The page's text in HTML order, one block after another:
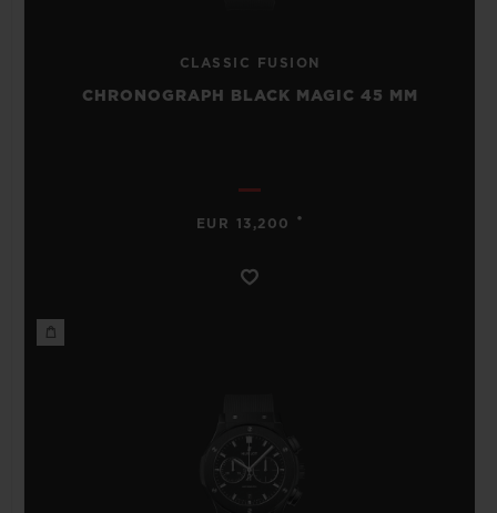
CLASSIC FUSION
CHRONOGRAPH BLACK MAGIC 45 MM
EUR 13,200 •